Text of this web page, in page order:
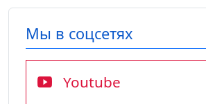
Мы в соцсетях
Youtube